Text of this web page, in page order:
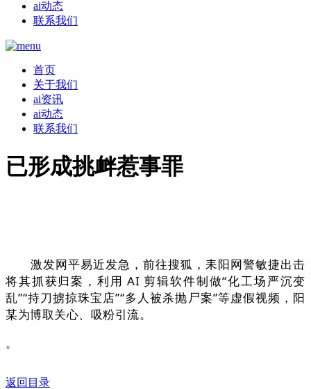
ai动态
联系我们
首页
关于我们
ai资讯
ai动态
联系我们
已形成挑衅惹事罪
激发网平易近发急，前往搜狐，耒阳网警敏捷出击
将其抓获归案，利用 AI 剪辑软件制做“化工场严沉变
乱”“持刀掳掠珠宝店”“多人被杀抛尸案”等虚假视频，阳
某为博取关心、吸粉引流。
。
返回目录